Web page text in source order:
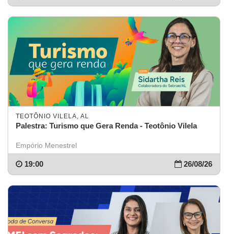
TEOTÔNIO VILELA, AL
Palestra: Turismo que Gera Renda - Teotônio Vilela
Empório Menestrel
26/08/26
19:00